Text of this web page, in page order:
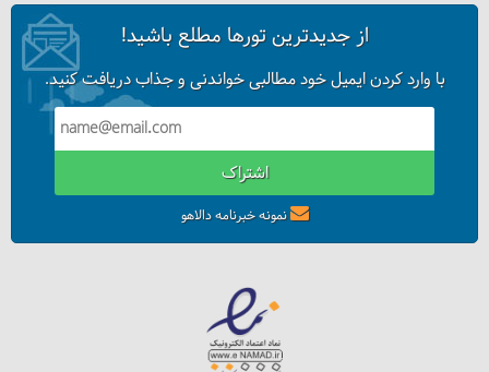
از جدیدترین تورها مطلع باشید!
با وارد کردن ایمیل خود مطالبی خواندنی و جذاب دریافت کنید.
اشتراک
نمونه خبرنامه دالاهو